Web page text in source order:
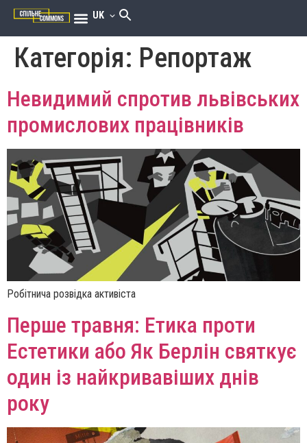
UK
Категорія: Репортаж
Невидимий спротив львівських
промислових працівників
Робітнича розвідка активіста
Перше травня: Етика проти
Естетики або Як Берлін святкує
один із найкривавіших днів
року